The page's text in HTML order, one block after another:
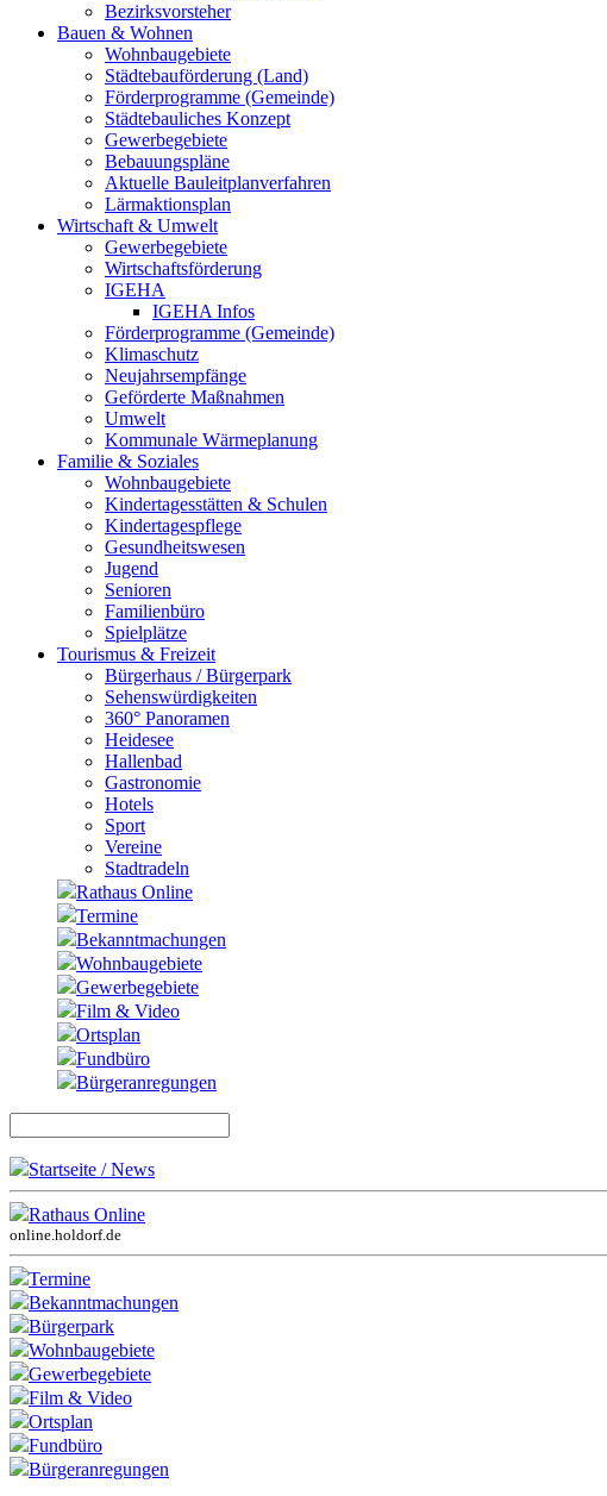
Bezirksvorsteher
Bauen & Wohnen
Wohnbaugebiete
Städtebauförderung (Land)
Förderprogramme (Gemeinde)
Städtebauliches Konzept
Gewerbegebiete
Bebauungspläne
Aktuelle Bauleitplanverfahren
Lärmaktionsplan
Wirtschaft & Umwelt
Gewerbegebiete
Wirtschaftsförderung
IGEHA
IGEHA Infos
Förderprogramme (Gemeinde)
Klimaschutz
Neujahrsempfänge
Geförderte Maßnahmen
Umwelt
Kommunale Wärmeplanung
Familie & Soziales
Wohnbaugebiete
Kindertagesstätten & Schulen
Kindertagespflege
Gesundheitswesen
Jugend
Senioren
Familienbüro
Spielplätze
Tourismus & Freizeit
Bürgerhaus / Bürgerpark
Sehenswürdigkeiten
360° Panoramen
Heidesee
Hallenbad
Gastronomie
Hotels
Sport
Vereine
Stadtradeln
Rathaus Online
Termine
Bekanntmachungen
Wohnbaugebiete
Gewerbegebiete
Film & Video
Ortsplan
Fundbüro
Bürgeranregungen
Startseite / News
Rathaus Online
online.holdorf.de
Termine
Bekanntmachungen
Bürgerpark
Wohnbaugebiete
Gewerbegebiete
Film & Video
Ortsplan
Fundbüro
Bürgeranregungen